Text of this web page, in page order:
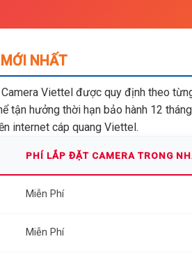
NHẤT
Viettel được quy định theo
hưởng thời hạn bảo hành 12
internet cáp quang Viettel.
PHÍ LẮP ĐẶT CAMERA TRONG
Miễn Phí
Miễn Phí